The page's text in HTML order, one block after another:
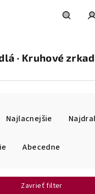
· Kruhové
Najlacnejšie
Abecedne
Zavrieť filter